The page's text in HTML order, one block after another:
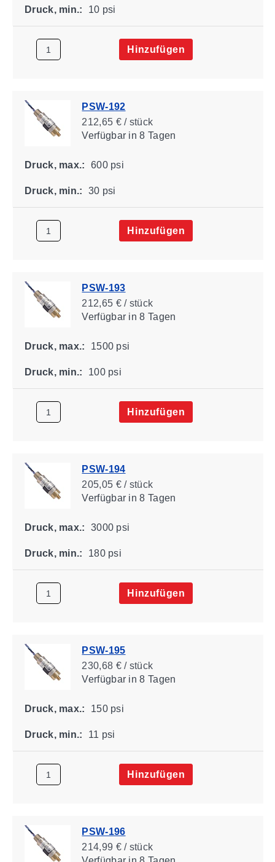
Druck, min.: 10 psi
Hinzufügen
PSW-192
212,65 € / stück
Verfügbarin 8 Tagen
Druck, max.: 600 psi
Druck, min.: 30 psi
Hinzufügen
PSW-193
212,65 € / stück
Verfügbarin 8 Tagen
Druck, max.: 1500 psi
Druck, min.: 100 psi
Hinzufügen
PSW-194
205,05 € / stück
Verfügbarin 8 Tagen
Druck, max.: 3000 psi
Druck, min.: 180 psi
Hinzufügen
PSW-195
230,68 € / stück
Verfügbarin 8 Tagen
Druck, max.: 150 psi
Druck, min.: 11 psi
Hinzufügen
PSW-196
214,99 € / stück